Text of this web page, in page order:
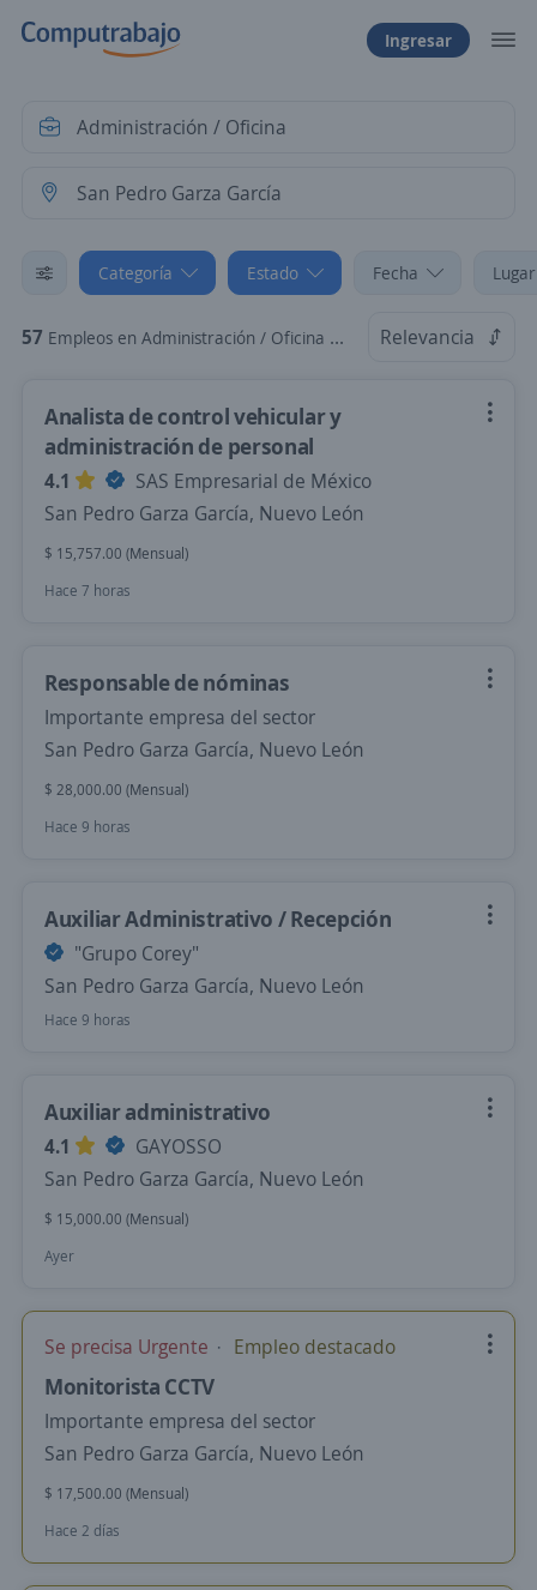
Ingresar
Categoría Estado Fecha
57 Empleos en Administración / Oficina en San Pedro Garza García, Nuevo León Relevancia
Analista de control vehicular y
administración de personal
4.1
SAS Empresarial de México
San Pedro Garza García, Nuevo León
$ 15,757.00 (Mensual)
Hace 7 horas
Responsable de nóminas
Importante empresa del sector
San Pedro Garza García, Nuevo León
$ 28,000.00 (Mensual)
Hace 9 horas
Auxiliar Administrativo / Recepción
"Grupo Corey"
San Pedro Garza García, Nuevo León
Hace 9 horas
Auxiliar administrativo
4.1
GAYOSSO
San Pedro Garza García, Nuevo León
$ 15,000.00 (Mensual)
Ayer
Se precisa Urgente Empleo destacado
Monitorista CCTV
Importante empresa del sector
San Pedro Garza García, Nuevo León
$ 17,500.00 (Mensual)
Hace 2 días